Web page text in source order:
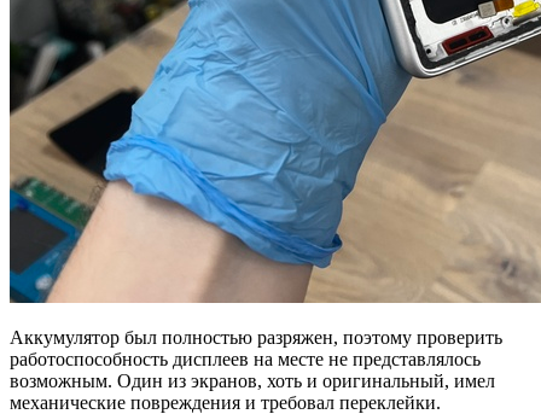
Аккумулятор был полностью разряжен, поэтому проверить
работоспособность дисплеев на месте не представлялось
возможным. Один из экранов, хоть и оригинальный, имел
механические повреждения и требовал переклейки.